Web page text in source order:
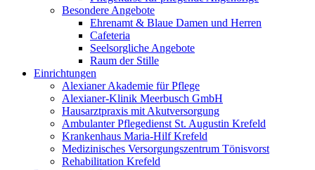
Besondere Angebote
Ehrenamt & Blaue Damen und Herren
Cafeteria
Seelsorgliche Angebote
Raum der Stille
Einrichtungen
Alexianer Akademie für Pflege
Alexianer-Klinik Meerbusch GmbH
Hausarztpraxis mit Akutversorgung
Ambulanter Pflegedienst St. Augustin Krefeld
Krankenhaus Maria-Hilf Krefeld
Medizinisches Versorgungszentrum Tönisvorst
Rehabilitation Krefeld